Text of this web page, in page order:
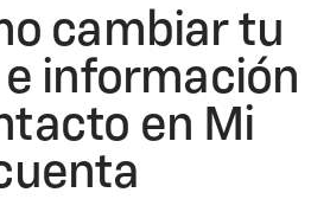
cambiar tu
información
en Mi